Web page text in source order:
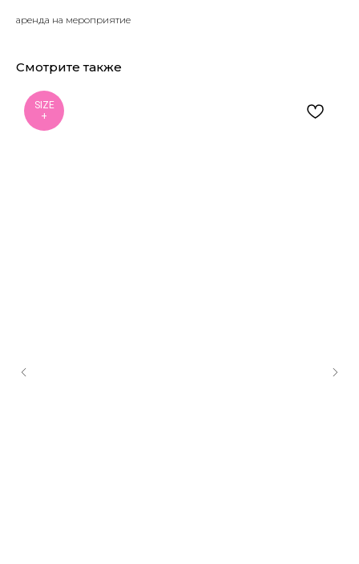
аренда на мероприятие
Смотрите также
SIZE
+